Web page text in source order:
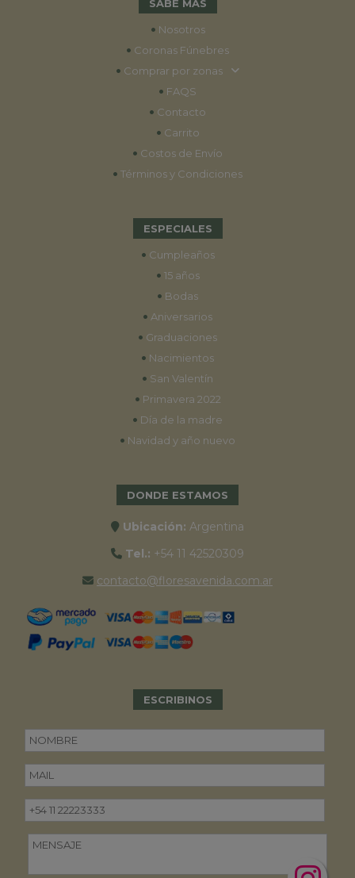
SABE MÁS
• Nosotros
• Coronas Fúnebres
• Comprar por zonas
• FAQS
• Contacto
• Carrito
• Costos de Envío
• Términos y Condiciones
ESPECIALES
• Cumpleaños
• 15 años
• Bodas
• Aniversarios
• Graduaciones
• Nacimientos
• San Valentín
• Primavera 2022
• Día de la madre
• Navidad y año nuevo
DONDE ESTAMOS
Ubicación: Argentina
Tel.: +54 11 42520309
contacto@floresavenida.com.ar
ESCRIBINOS